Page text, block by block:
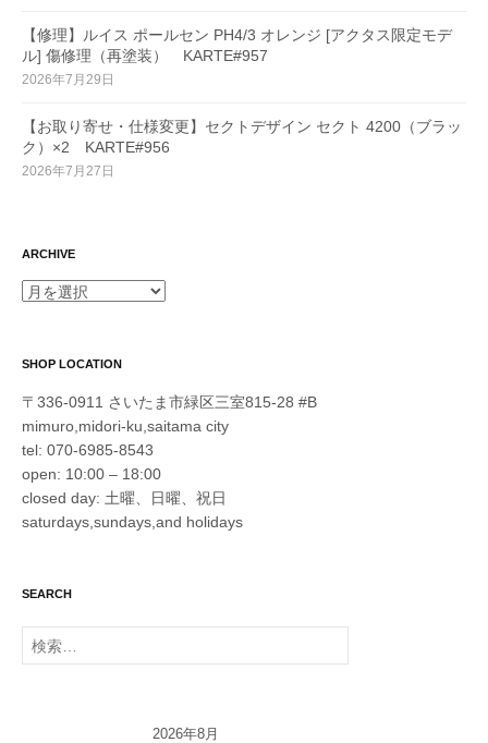
【修理】ルイス ポールセン PH4/3 オレンジ [アクタス限定モデ
ル] 傷修理（再塗装） KARTE#957
2026年7月29日
【お取り寄せ・仕様変更】セクトデザイン セクト 4200（ブラッ
ク）×2 KARTE#956
2026年7月27日
ARCHIVE
ARCHIVE
SHOP LOCATION
〒336-0911 さいたま市緑区三室815-28 #B
mimuro,midori-ku,saitama city
tel: 070-6985-8543
open: 10:00 – 18:00
closed day: 土曜、日曜、祝日
saturdays,sundays,and holidays
SEARCH
検
索:
2026年8月